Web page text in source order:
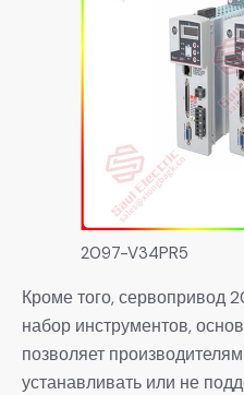
2097-V34PR5
Кроме того, сервопривод
набор инструментов,
позволяет
устанавливать или не